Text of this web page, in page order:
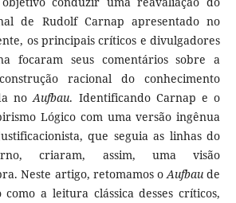
de Rudolf Carnap apresentado no
os principais críticos e divulgadores
focaram seus comentários sobre a
racional do conhecimento
noAufbau. Identificando Carnap e o
Lógico com uma versão ingênua
que seguia as linhas do
criaram, assim, uma visão
Neste artigo, retomamos oAufbaude
a leitura clássica desses críticos,